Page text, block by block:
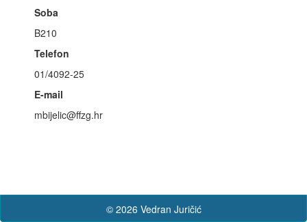
Soba
B210
Telefon
01/4092-25
E-mail
mbijelic@ffzg.hr
© 2026 Vedran Juričić